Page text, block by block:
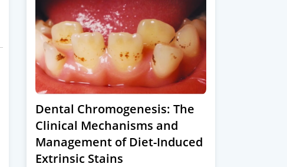
Dental Chromogenesis: The
Clinical Mechanisms and
Management of Diet-Induced
Extrinsic Stains